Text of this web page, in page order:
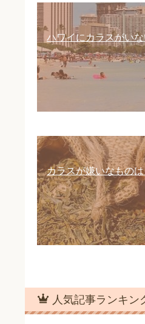
ハワイにカラスがい
カラスが嫌いなもの
人気記事ランキン